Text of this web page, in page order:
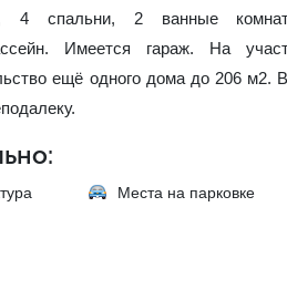
4 спальни, 2 ванные
Имеется гараж. На
ещё одного дома до 206 м2.
Места на парковке